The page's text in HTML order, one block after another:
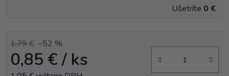
Ušetríte 0 €
1,79 € –52 %
0,85 €/ ks